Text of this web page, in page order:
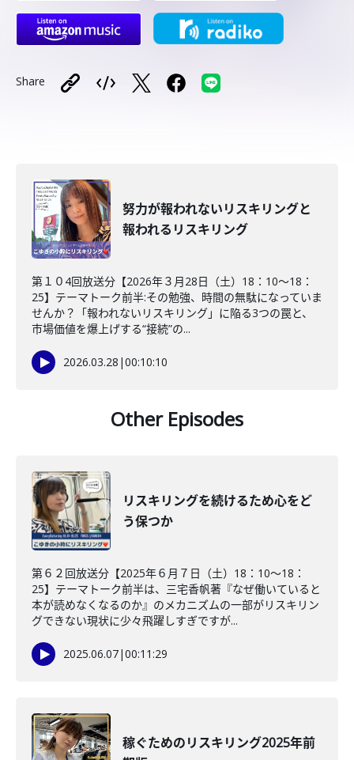
Share
努力が報われないリスキリングと
報われるリスキリング
第１０4回放送分【2026年３月28日（土）18：10～18：
25】テーマトーク前半:その勉強、時間の無駄になっていま
せんか？「報われないリスキリング」に陥る3つの罠と、
市場価値を爆上げする“接続”の...
2026.03.28 |00:10:10
Other Episodes
リスキリングを続けるため心をど
う保つか
第６２回放送分【2025年６月７日（土）18：10～18：
25】テーマトーク前半は、三宅香帆著『なぜ働いていると
本が読めなくなるのか』のメカニズムの一部がリスキリン
グできない現状に少々飛躍しすぎですが...
2025.06.07|00:11:29
稼ぐためのリスキリング2025年前